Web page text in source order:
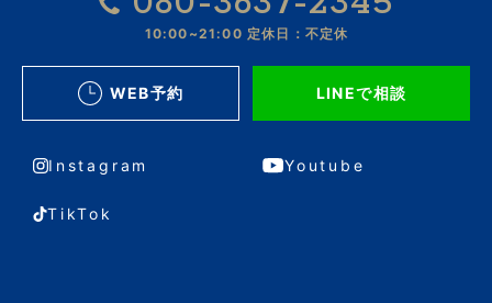
10:00~21:00 定休日：不定休
WEB予約 LINEで相談
Instagram Youtube
TikTok